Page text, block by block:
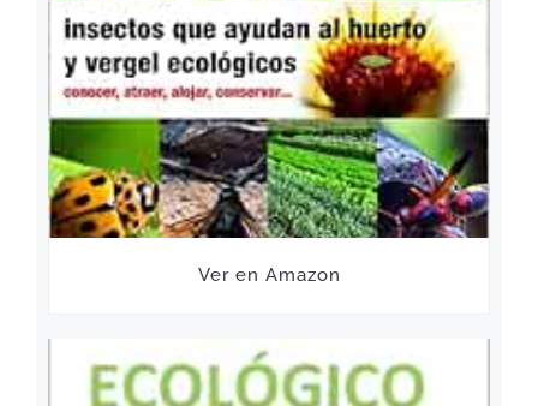
Ver en Amazon